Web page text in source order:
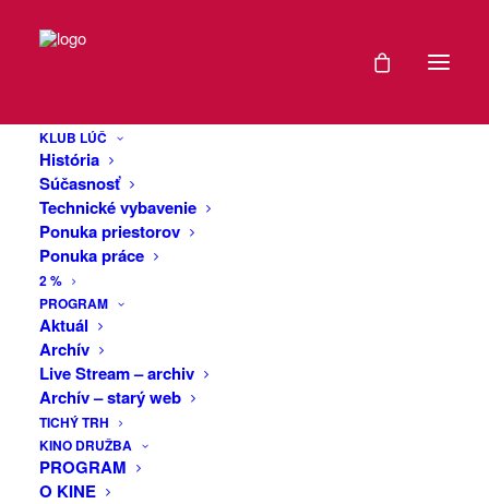
KLUB LÚČ
História
Súčasnosť
Technické vybavenie
Ponuka priestorov
Ponuka práce
2 %
PROGRAM
Aktuál
Archív
Live Stream – archiv
Archív – starý web
TICHÝ TRH
KINO DRUŽBA
PROGRAM
O KINE
Koňe a prase
(CZ)
MIDI LIDI (CZ) ! už 10-ty krát v Klube
„Elektropopová kapela, na první pohled
líbiví, skrývají ve svém nitru i temné
pocity a jejich texty patří rozhodně k
tomu zajímavějšímu, co se povaluje v
českých vodách. Na koncertech se na
pódiu dokáží odvázat ještě více, než
jejich fanynky a fanoušci.“
DÁTUM